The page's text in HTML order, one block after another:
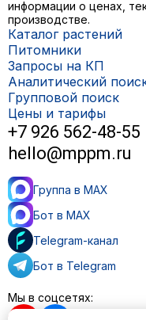
информации о ценах,
производстве.
Каталог растений
Питомники
Запросы на КП
Аналитический
Групповой поиск
Цены и тарифы
+7 926 562-48-55
hello@mppm.ru
Группа в MAX
Бот в MAX
Telegram-канал
Бот в Telegram
Мы в соцсетях: